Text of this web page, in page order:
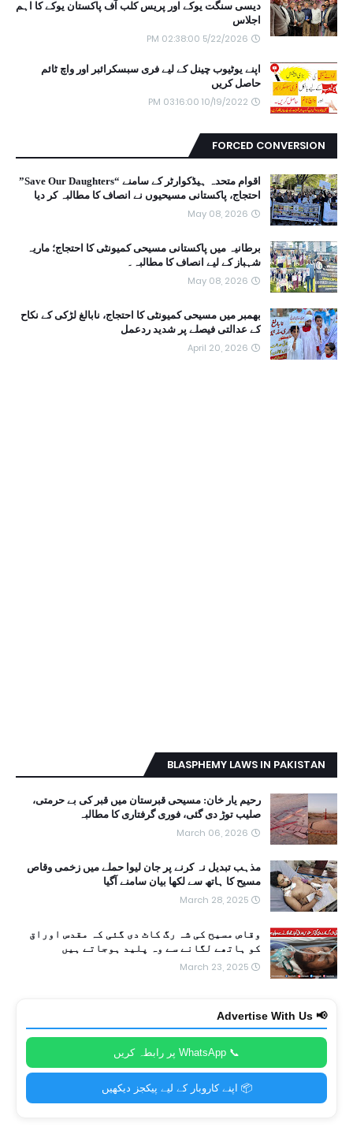
دیسی سنگت یوکے اور پریس کلب آف پاکستان یوکے کا اہم
اجلاس
5/22/2026 02:38:00 PM
اپنے یوٹیوب چینل کے لیے فری سبسکرائبر اور واچ ٹائم
حاصل کریں
10/19/2022 03:16:00 PM
FORCED CONVERSION
اقوام متحدہ ہیڈکوارٹر کے سامنے “Save Our Daughters”
احتجاج، پاکستانی مسیحیوں نے انصاف کا مطالبہ کر دیا
May 08, 2026
برطانیہ میں پاکستانی مسیحی کمیونٹی کا احتجاج؛ ماریہ
شہباز کے لیے انصاف کا مطالبہ۔
May 08, 2026
بھمبر میں مسیحی کمیونٹی کا احتجاج، نابالغ لڑکی کے نکاح
کے عدالتی فیصلے پر شدید ردعمل
April 20, 2026
BLASPHEMY LAWS IN PAKISTAN
رحیم یار خان: مسیحی قبرستان میں قبر کی بے حرمتی،
صلیب توڑ دی گئی، فوری گرفتاری کا مطالبہ
March 06, 2026
مذہب تبدیل نہ کرنے پر جان لیوا حملے میں زخمی وقاص
مسیح کا ہاتھ سے لکھا بیان سامنے آگیا
March 28, 2025
وقاص مسیح کی شہ رگ کاٹ دی گئی کہ مقدس اوراق
کو ہاتھے لگانے سے وہ پلید ہوجاتے ہیں
March 23, 2025
📢 Advertise With Us
📞 WhatsApp پر رابطہ کریں
📦 اپنے کاروبار کے لیے پیکجز دیکھیں